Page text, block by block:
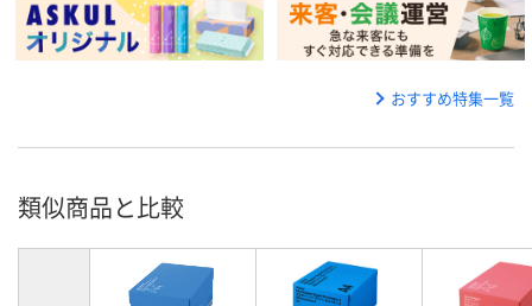
おすすめ特集一覧
類似商品と比較